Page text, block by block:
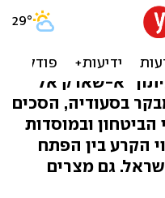
להחזיר את
"א-שארק אל
בסעודיה, הסכים
הביטחון ובמוסדות
הקרע בין הפתח
גם מצרים